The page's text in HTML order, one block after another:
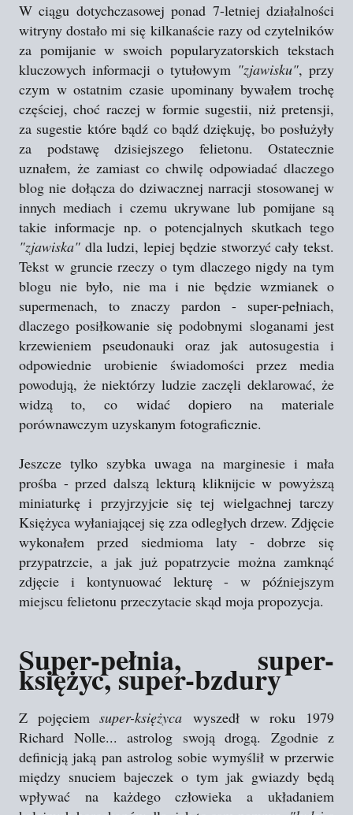
W ciągu dotychczasowej ponad 7-letniej działalności
witryny dostało mi się kilkanaście razy od czytelników
za pomijanie w swoich popularyzatorskich tekstach
kluczowych informacji o tytułowym "zjawisku", przy
czym w ostatnim czasie upominany bywałem trochę
częściej, choć raczej w formie sugestii, niż pretensji,
za sugestie które bądź co bądź dziękuję, bo posłużyły
za podstawę dzisiejszego felietonu. Ostatecznie
uznałem, że zamiast co chwilę odpowiadać dlaczego
blog nie dołącza do dziwacznej narracji stosowanej w
innych mediach i czemu ukrywane lub pomijane są
takie informacje np. o potencjalnych skutkach tego
"zjawiska" dla ludzi, lepiej będzie stworzyć cały tekst.
Tekst w gruncie rzeczy o tym dlaczego nigdy na tym
blogu nie było, nie ma i nie będzie wzmianek o
supermenach, to znaczy pardon - super-pełniach,
dlaczego posiłkowanie się podobnymi sloganami jest
krzewieniem pseudonauki oraz jak autosugestia i
odpowiednie urobienie świadomości przez media
powodują, że niektórzy ludzie zaczęli deklarować, że
widzą to, co widać dopiero na materiale
porównawczym uzyskanym fotograficznie.
Jeszcze tylko szybka uwaga na marginesie i mała
prośba - przed dalszą lekturą kliknijcie w powyższą
miniaturkę i przyjrzyjcie się tej wielgachnej tarczy
Księżyca wyłaniającej się zza odległych drzew. Zdjęcie
wykonałem przed siedmioma laty - dobrze się
przypatrzcie, a jak już popatrzycie można zamknąć
zdjęcie i kontynuować lekturę - w późniejszym
miejscu felietonu przeczytacie skąd moja propozycja.
Super-pełnia, super-
księżyc, super-bzdury
Z pojęciemsuper-księżycawyszedł w roku 1979
Richard Nolle... astrolog swoją drogą. Zgodnie z
definicją jaką pan astrolog sobie wymyślił w przerwie
między snuciem bajeczek o tym jak gwiazdy będą
wpływać na każdego człowieka a układaniem